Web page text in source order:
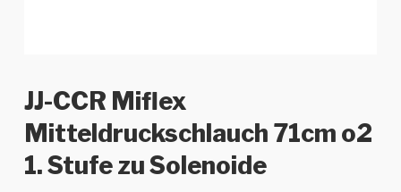
JJ-CCR Miflex
Mitteldruckschlauch 71cm o2
1. Stufe zu Solenoide